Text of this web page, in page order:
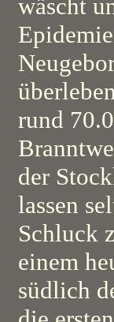
wäscht
rund
der
lassen
Schluck
einem
südlich